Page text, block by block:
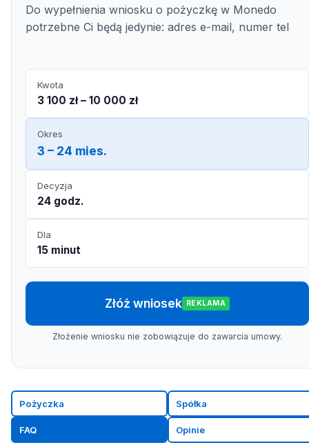
Do wypełnienia wniosku o pożyczkę w Monedo
potrzebne Ci będą jedynie: adres e-mail, numer tel
Kwota
3 100 zł – 10 000 zł
Okres
3 – 24 mies.
Decyzja
24 godz.
Dla
15 minut
Złóż wniosek REKLAMA
Złożenie wniosku nie zobowiązuje do zawarcia umowy.
Pożyczka Spółka
FAQ Opinie